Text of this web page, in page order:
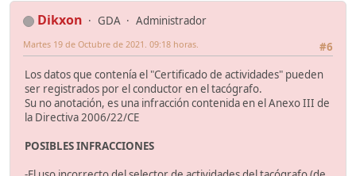
Dikxon GDA
Administrador
#6
Martes 19 de Octubre de 2021. 09:18 horas.
Los datos que contenía el "Certificado de actividades" pueden
ser registrados por el conductor en el tacógrafo.
Su no anotación, es una infracción contenida en el Anexo III de
la Directiva 2006/22/CE
POSIBLES INFRACCIONES